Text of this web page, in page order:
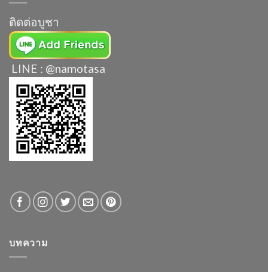
ติดต่อบูชา
LINE : @namotasa
บทความ